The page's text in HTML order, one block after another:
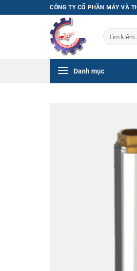
qua
CÔNG TY CỔ PHẦN MÁY VÀ
Tìm
kiếm:
Danh mục